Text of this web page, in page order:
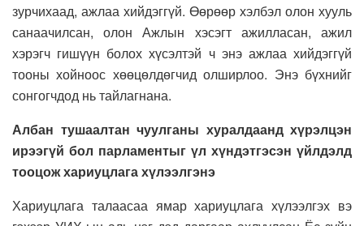
зурчихаад, ажлаа хийдэггүй. Өөрөөр хэлбэл олон хууль
санаачилсан, олон Ажлын хэсэгт ажилласан, ажил
хэрэгч гишүүн болох хүсэлтэй ч энэ ажлаа хийдэггүй
тооны хойноос хөөцөлдөгчид олширлоо. Энэ бүхнийг
сонгогчдод нь тайлагнана.
Албан тушаалтан чуулганы хуралдаанд хүрэлцэн
ирээгүй бол парламентыг үл хүндэтгэсэн үйлдэлд
тооцож хариуцлага хүлээлгэнэ
Хариуцлага талаасаа ямар хариуцлага хүлээлгэх вэ